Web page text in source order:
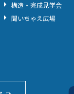
構造・完成見学会
聞いちゃえ広場